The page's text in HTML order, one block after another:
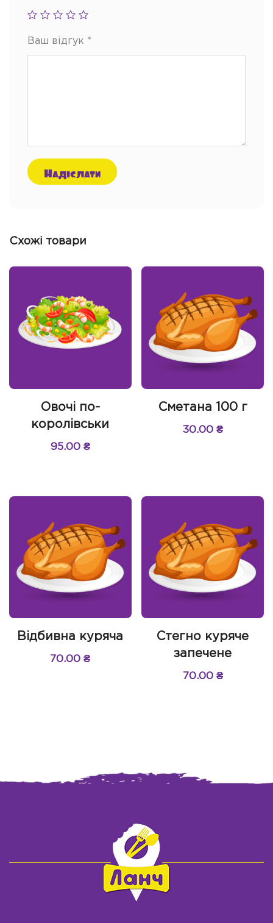
Ваш відгук *
Схожі товари
Овочі по-
королівськи
95.00 ₴
Сметана 100 г
30.00 ₴
Відбивна куряча
70.00₴
Стегно куряче
запечене
70.00 ₴